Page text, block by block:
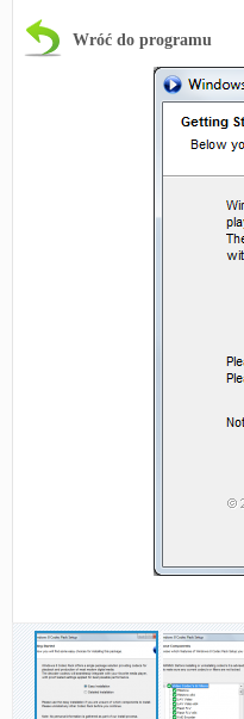
Wróć do programu